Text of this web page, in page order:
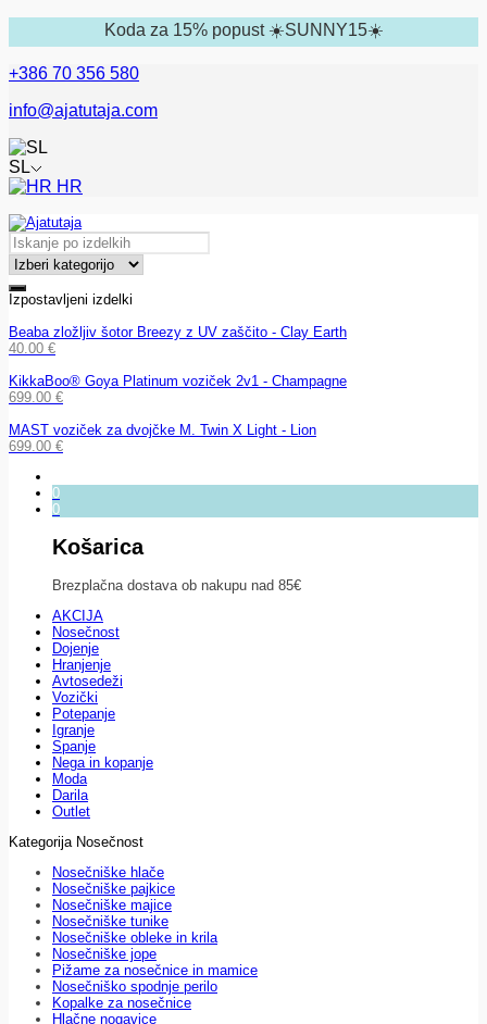
Koda za 15% popust ☀️SUNNY15☀️
+386 70 356 580
info@ajatutaja.com
SL
HR
Izpostavljeni izdelki
Beaba zložljiv šotor Breezy z UV zaščito - Clay Earth
40.00 €
KikkaBoo® Goya Platinum voziček 2v1 - Champagne
699.00 €
MAST voziček za dvojčke M. Twin X Light - Lion
699.00 €
0
0
Košarica
Brezplačna dostava ob nakupu nad 85€
AKCIJA
Nosečnost
Dojenje
Hranjenje
Avtosedeži
Vozički
Potepanje
Igranje
Spanje
Nega in kopanje
Moda
Darila
Outlet
Kategorija Nosečnost
Nosečniške hlače
Nosečniške pajkice
Nosečniške majice
Nosečniške tunike
Nosečniške obleke in krila
Nosečniške jope
Pižame za nosečnice in mamice
Nosečniško spodnje perilo
Kopalke za nosečnice
Hlačne nogavice